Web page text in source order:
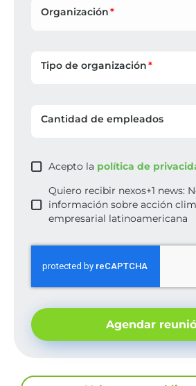
Organización
Tipo de organización
Cantidad de empleados
Acepto la política de
Quiero recibir nexos+1 news:
información sobre acción
empresarial latinoamericana
Agendar